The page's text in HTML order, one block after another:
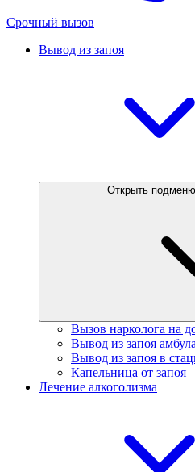
Срочный вызов
Вывод из запоя
Открыть
Вызов нарколога на
Вывод из запоя
Вывод из запоя в
Капельница от запоя
Лечение алкоголизма